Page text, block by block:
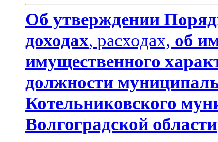
Об утверждении
доходах, расходах, об
имущественного
должности
Котельниковского
Волгоградской области